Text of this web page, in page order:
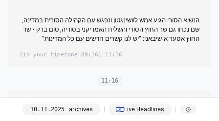
הנשיא הסורי הגיע אמש לוושינגטון ונפגש עם הקהילה הסורית במדינה,
שם נכחו גם שר החוץ הסורי והשליח האמריקני בסוריה, טום ברק • שר
החוץ אסעד א-שיבאני: "יש לנו קשרים חדשים עם כל המדינות"
11:16
(09:16 in your timezone)
11:16
חדשות 12 10. 11.2025 archives Live Headlines